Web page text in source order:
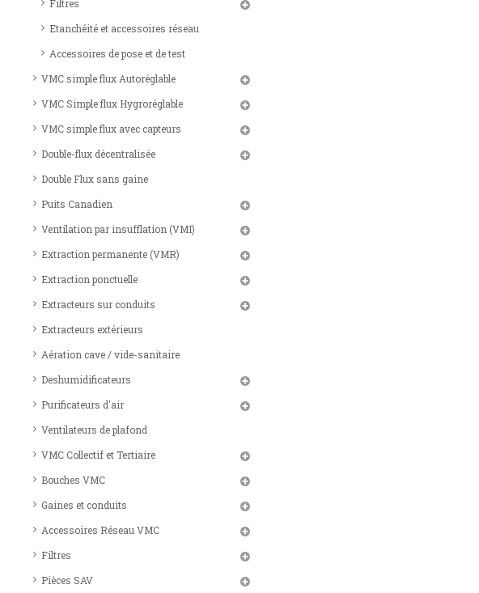
Filtres
Etanchéité et accessoires réseau
Accessoires de pose et de test
VMC simple flux Autoréglable
VMC Simple flux Hygroréglable
VMC simple flux avec capteurs
Double-flux décentralisée
Double Flux sans gaine
Puits Canadien
Ventilation par insufflation (VMI)
Extraction permanente (VMR)
Extraction ponctuelle
Extracteurs sur conduits
Extracteurs extérieurs
Aération cave / vide-sanitaire
Deshumidificateurs
Purificateurs d'air
Ventilateurs de plafond
VMC Collectif et Tertiaire
Bouches VMC
Gaines et conduits
Accessoires Réseau VMC
Filtres
Pièces SAV